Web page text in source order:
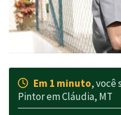
Em 1 minuto, você
Pintor em Cláudia, MT